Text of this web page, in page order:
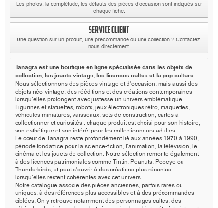
Les photos, la complétude, les défauts des pièces d’occasion sont indiqués sur
chaque fiche.
SERVICE CLIENT
Une question sur un produit, une précommande ou une collection ? Contactez-
nous directement.
Tanagra est une boutique en ligne spécialisée dans les objets de
collection, les jouets vintage, les licences cultes et la pop culture.
Nous sélectionnons des pièces vintage et d’occasion, mais aussi des
objets néo-vintage, des rééditions et des créations contemporaines
lorsqu’elles prolongent avec justesse un univers emblématique.
Figurines et statuettes, robots, jeux électroniques rétro, maquettes,
véhicules miniatures, vaisseaux, sets de construction, cartes à
collectionner et curiosités : chaque produit est choisi pour son histoire,
son esthétique et son intérêt pour les collectionneurs adultes.
Le cœur de Tanagra reste profondément lié aux années 1970 à 1990,
période fondatrice pour la science-fiction, l’animation, la télévision, le
cinéma et les jouets de collection. Notre sélection remonte également
à des licences patrimoniales comme Tintin, Peanuts, Popeye ou
Thunderbirds, et peut s’ouvrir à des créations plus récentes
lorsqu’elles restent cohérentes avec cet univers.
Notre catalogue associe des pièces anciennes, parfois rares ou
uniques, à des références plus accessibles et à des précommandes
ciblées. On y retrouve notamment des personnages cultes, des